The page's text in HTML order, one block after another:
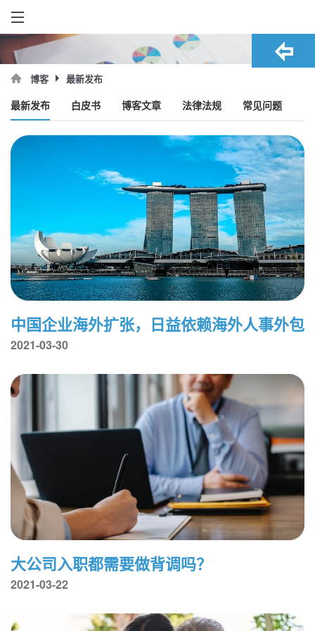
博客 最新发布
最新发布 白皮书 博客文章 法律法规 常见问题
中国企业海外扩张，日益依赖海外人事外包
2021-03-30
大公司入职都需要做背调吗？
2021-03-22